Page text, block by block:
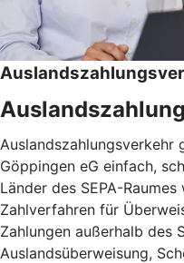
Auslandszahlungsverkehr
Göppingen eG einfach,
Länder des SEPA-
Zahlverfahren für
Zahlungen außerhalb des
Auslandsüberweisung,